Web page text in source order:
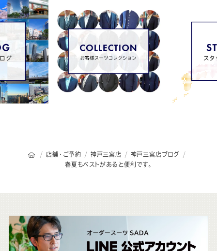
オーダースーツSADAのトップページ
店舗・ご予約 神戸三宮店
神戸三宮店ブログ
春夏もベストがあると便利です。
こ
ち